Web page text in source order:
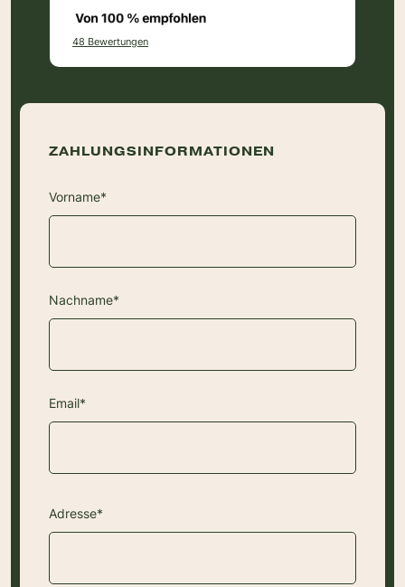
48 Bewertungen
ZAHLUNGSINFORMATIONEN
Vorname*
Nachname*
Email*
Adresse*